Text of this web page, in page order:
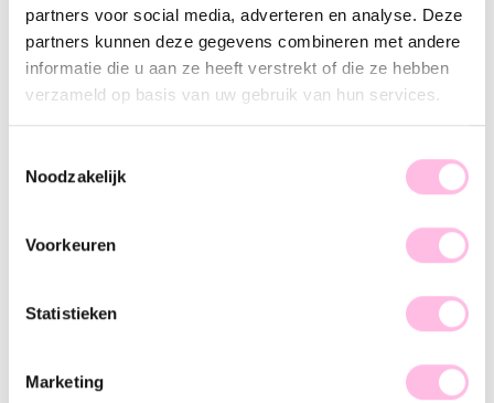
partners voor social media, adverteren en analyse. Deze
partners kunnen deze gegevens combineren met andere
informatie die u aan ze heeft verstrekt of die ze hebben
verzameld op basis van uw gebruik van hun services.
Noodzakelijk
Voorkeuren
Statistieken
Marketing
•⁠ ⁠Free shipping from €35,-
•⁠ Please note: shipping from €1.95
•⁠ ⁠Handmade product
Hot item alert! Beads are the trend right now, and we can't
must-have for your jewelry collection. The chunky beads and
bright colors make this statement necklace perfect for any